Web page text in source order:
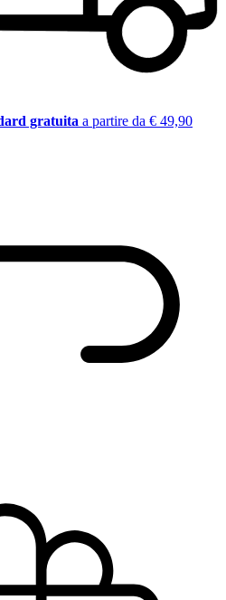
gratuita a partire da € 49,90